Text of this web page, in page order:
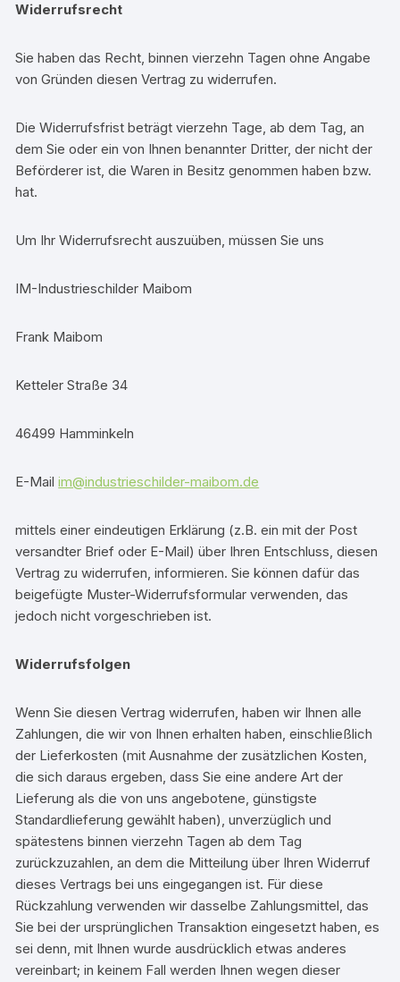
Widerrufsrecht
Sie haben das Recht, binnen vierzehn Tagen ohne Angabe
von Gründen diesen Vertrag zu widerrufen.
Die Widerrufsfrist beträgt vierzehn Tage, ab dem Tag, an
dem Sie oder ein von Ihnen benannter Dritter, der nicht der
Beförderer ist, die Waren in Besitz genommen haben bzw.
hat.
Um Ihr Widerrufsrecht auszuüben, müssen Sie uns
IM-Industrieschilder Maibom
Frank Maibom
Ketteler Straße 34
46499 Hamminkeln
E-Mailim@industrieschilder-maibom.de
mittels einer eindeutigen Erklärung (z.B. ein mit der Post
versandter Brief oder E-Mail) über Ihren Entschluss, diesen
Vertrag zu widerrufen, informieren. Sie können dafür das
beigefügte Muster-Widerrufsformular verwenden, das
jedoch nicht vorgeschrieben ist.
Widerrufsfolgen
Wenn Sie diesen Vertrag widerrufen, haben wir Ihnen alle
Zahlungen, die wir von Ihnen erhalten haben, einschließlich
der Lieferkosten (mit Ausnahme der zusätzlichen Kosten,
die sich daraus ergeben, dass Sie eine andere Art der
Lieferung als die von uns angebotene, günstigste
Standardlieferung gewählt haben), unverzüglich und
spätestens binnen vierzehn Tagen ab dem Tag
zurückzuzahlen, an dem die Mitteilung über Ihren Widerruf
dieses Vertrags bei uns eingegangen ist. Für diese
Rückzahlung verwenden wir dasselbe Zahlungsmittel, das
Sie bei der ursprünglichen Transaktion eingesetzt haben, es
sei denn, mit Ihnen wurde ausdrücklich etwas anderes
vereinbart; in keinem Fall werden Ihnen wegen dieser